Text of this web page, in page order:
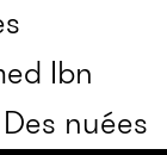
Ibn
nuées